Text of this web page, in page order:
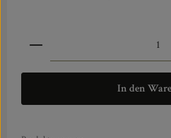
Produkt Anzahl: Gib den
In den